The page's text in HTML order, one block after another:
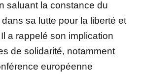
saluant la constance du
sa lutte pour la liberté et
Il a rappelé son implication
de solidarité, notamment
européenne